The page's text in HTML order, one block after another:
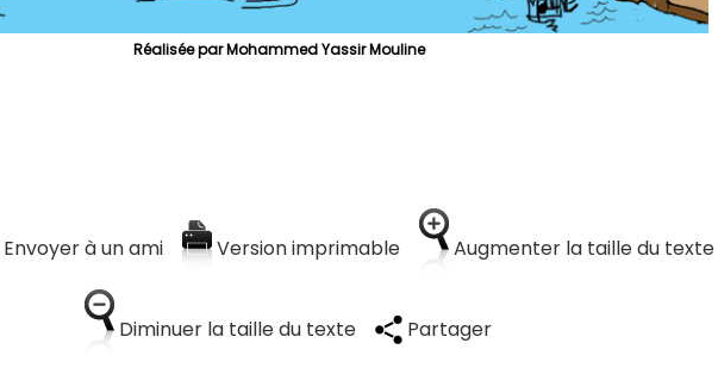
Réalisée par Mohammed Yassir Mouline
Envoyer à un ami Version imprimable Augmenter la taille du texte
Diminuer la taille du texte Partager